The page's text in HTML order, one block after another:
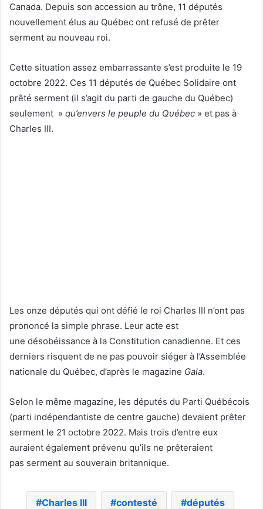
Canada. Depuis son accession au trône, 11 députés
nouvellement élus au Québec ont refusé de prêter
serment au nouveau roi.
Cette situation assez embarrassante s’est produite le 19
octobre 2022. Ces 11 députés de Québec Solidaire ont
prêté serment (il s’agit du parti de gauche du Québec)
seulement » qu’envers le peuple du Québec » et pas à
Charles III.
Les onze députés qui ont défié le roi Charles III n’ont pas
prononcé la simple phrase. Leur acte est
une désobéissance à la Constitution canadienne. Et ces
derniers risquent de ne pas pouvoir siéger à l’Assemblée
nationale du Québec, d’après le magazine Gala.
Selon le même magazine, les députés du Parti Québécois
(parti indépendantiste de centre gauche) devaient prêter
serment le 21 octobre 2022. Mais trois d’entre eux
auraient également prévenu qu’ils ne prêteraient
pas serment au souverain britannique.
Charles III contesté députés